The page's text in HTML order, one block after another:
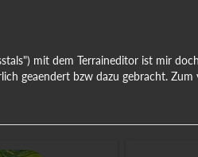
mit dem Terraineditor ist mir
geaendert bzw dazu gebracht. Zum